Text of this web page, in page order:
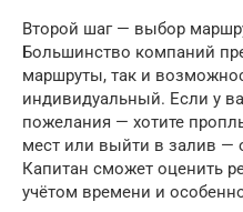
Второй шаг — выбор
Большинство компаний
маршруты, так и
индивидуальный. Если у
пожелания — хотите
мест или выйти в залив —
Капитан сможет оценить
учётом времени и